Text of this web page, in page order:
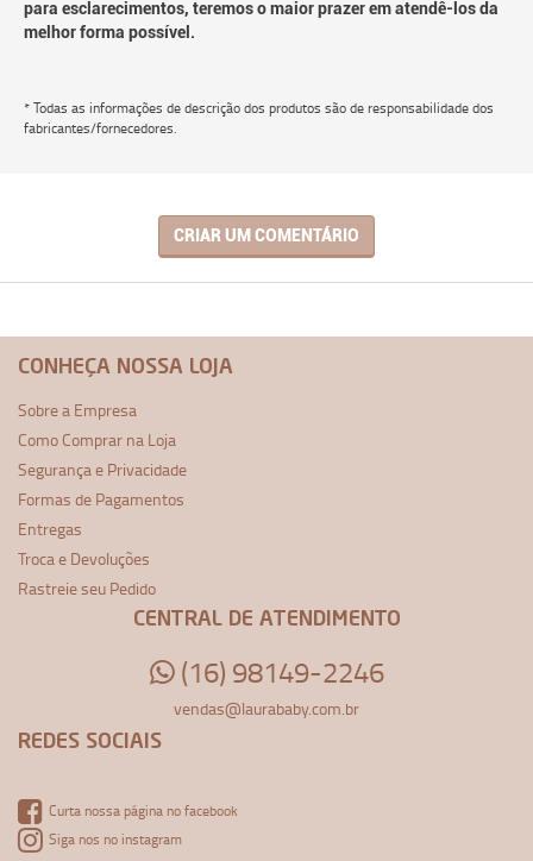
para esclarecimentos, teremos o maior prazer em atendê-los da
melhor forma possível.
* Todas as informações de descrição dos produtos são de responsabilidade dos
fabricantes/fornecedores.
CRIAR UM COMENTÁRIO
CONHEÇA NOSSA LOJA
Sobre a Empresa
Como Comprar na Loja
Segurança e Privacidade
Formas de Pagamentos
Entregas
Troca e Devoluções
Rastreie seu Pedido
CENTRAL DE ATENDIMENTO
(16) 98149-2246
vendas@laurababy.com.br
REDES SOCIAIS
Curta nossa página no facebook
Siga nos no instagram